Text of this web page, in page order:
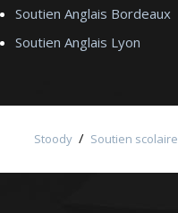
Soutien Anglais Bordeaux
Soutien Anglais Lyon
Stoody / Soutien scolaire